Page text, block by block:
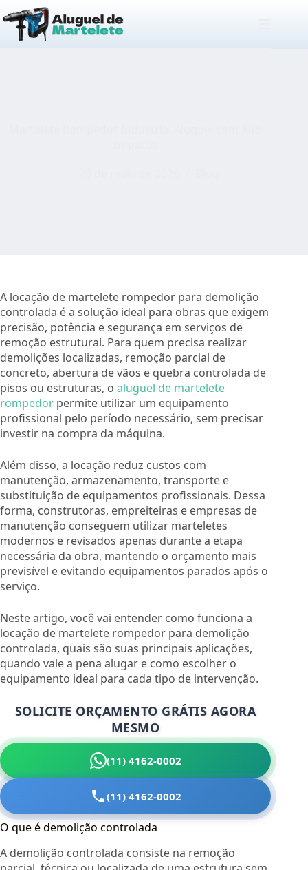
Pular
para
A locação de martelete rompedor para demolição
controlada é a solução ideal para obras que exigem
precisão, potência e segurança em serviços de
remoção estrutural. Para quem precisa realizar
demolições localizadas, remoção parcial de
concreto, abertura de vãos e quebra controlada de
pisos ou estruturas, o aluguel de martelete
rompedor permite utilizar um equipamento
profissional pelo período necessário, sem precisar
investir na compra da máquina.
Além disso, a locação reduz custos com
manutenção, armazenamento, transporte e
substituição de equipamentos profissionais. Dessa
forma, construtoras, empreiteiras e empresas de
manutenção conseguem utilizar marteletes
modernos e revisados apenas durante a etapa
necessária da obra, mantendo o orçamento mais
previsível e evitando equipamentos parados após o
serviço.
Neste artigo, você vai entender como funciona a
locação de martelete rompedor para demolição
controlada, quais são suas principais aplicações,
quando vale a pena alugar e como escolher o
equipamento ideal para cada tipo de intervenção.
SOLICITE ORÇAMENTO GRÁTIS AGORA
MESMO
(11) 4162-0002
(11) 4162-0002
O que é demolição controlada
A demolição controlada consiste na remoção